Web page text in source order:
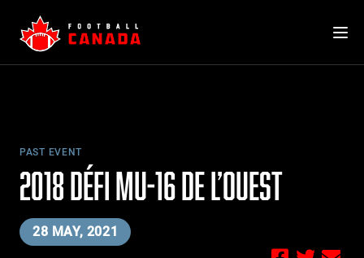
content
PAST EVENT
2018 DÉFI MU-16 DE L’OUEST
28 MAY, 2021